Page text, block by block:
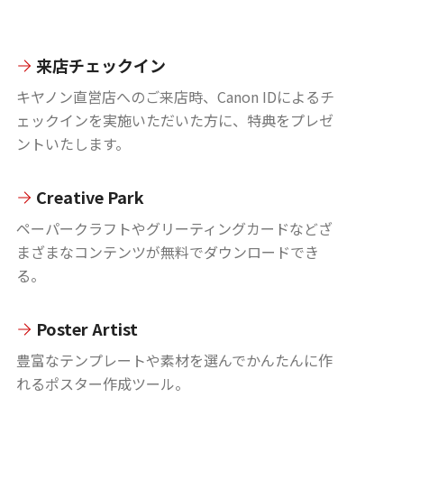
来店チェックイン
キヤノン直営店へのご来店時、Canon IDによるチ
ェックインを実施いただいた方に、特典をプレゼ
ントいたします。
Creative Park
ペーパークラフトやグリーティングカードなどざ
まざまなコンテンツが無料でダウンロードでき
る。
Poster Artist
豊富なテンプレートや素材を選んでかんたんに作
れるポスター作成ツール。